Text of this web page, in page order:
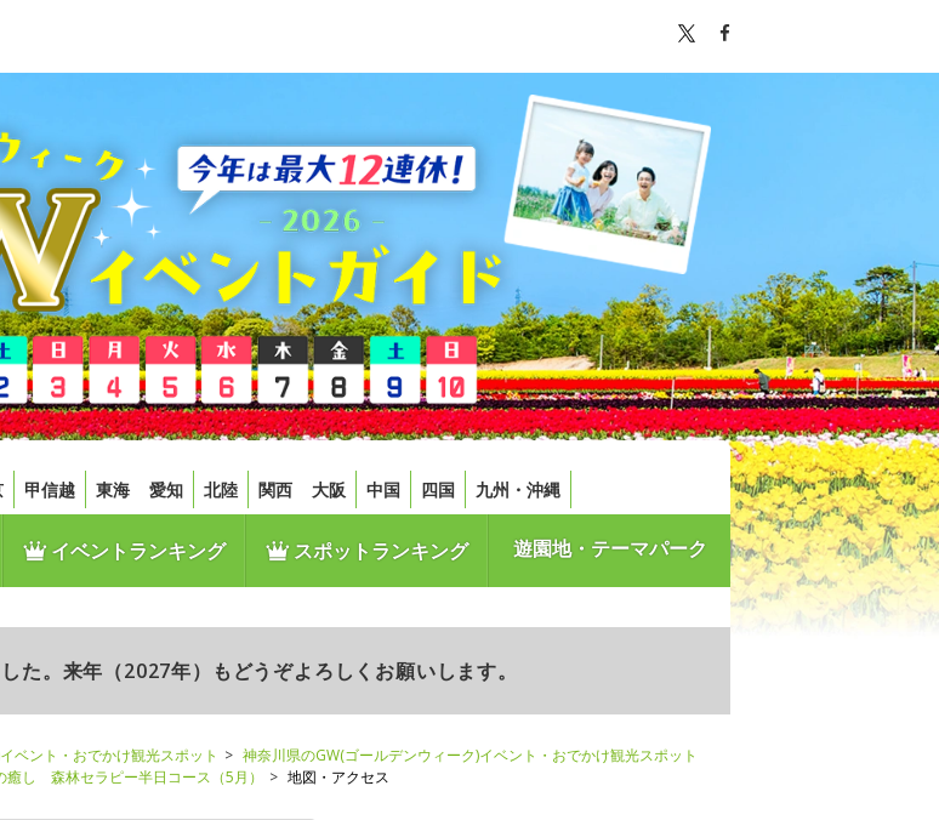
甲信越 東海 愛知 北陸 関西 大阪 中国 四国 九州・沖縄
イベントランキング スポットランキング 遊園地・テーマパーク
た。来年（2027年）もどうぞよろしくお願いします。
ベント・おでかけ観光スポット
神奈川県のGW(ゴールデンウィーク)イベント・おでかけ観光スポット
癒し 森林セラピー半日コース（5月） 地図・アクセス